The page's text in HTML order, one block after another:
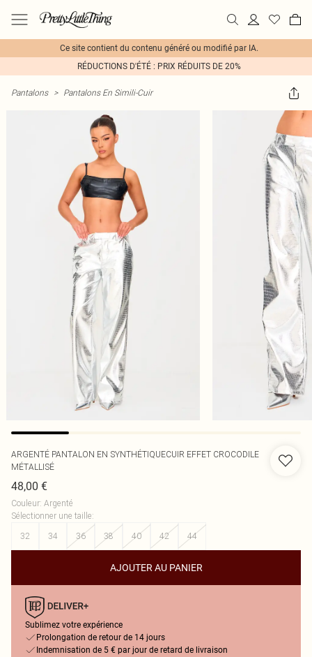
Ce site contient du contenu généré ou modifié par IA.
RÉDUCTIONS D'ÉTÉ : PRIX RÉDUITS DE 20%
Pantalons > Pantalons En Simili-Cuir
ARGENTÉ PANTALON EN SYNTHÉTIQUECUIR EFFET CROCODILE
MÉTALLISÉ
48,00 €
Couleur: Argenté
Sélectionner une taille:
32
34 36 38 40 42 44
AJOUTER AU PANIER
Sublimez votre expérience
Prolongation de retour de 14 jours
Indemnisation de 5 € par jour de retard de livraison